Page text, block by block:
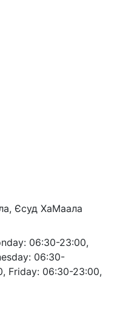
Єсуд ХаМаала
06:30-23:00,
06:30-
Friday: 06:30-23:00,